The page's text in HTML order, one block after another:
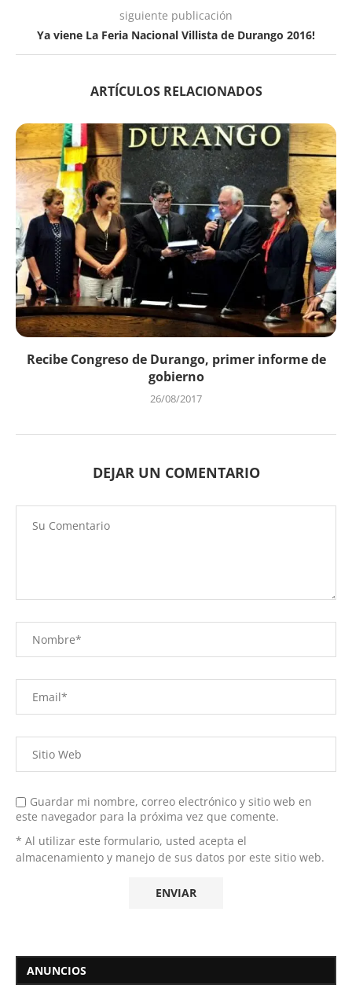
siguiente publicación
Ya viene La Feria Nacional Villista de Durango 2016!
ARTÍCULOS RELACIONADOS
Recibe Congreso de Durango, primer informe de
gobierno
26/08/2017
DEJAR UN COMENTARIO
Guardar mi nombre, correo electrónico y sitio web en
este navegador para la próxima vez que comente.
* Al utilizar este formulario, usted acepta el
almacenamiento y manejo de sus datos por este sitio web.
ANUNCIOS